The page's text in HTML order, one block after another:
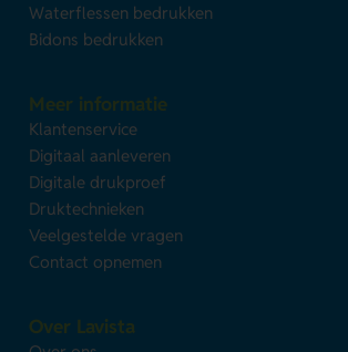
Waterflessen bedrukken
Bidons bedrukken
Meer informatie
Klantenservice
Digitaal aanleveren
Digitale drukproef
Druktechnieken
Veelgestelde vragen
Contact opnemen
Over Lavista